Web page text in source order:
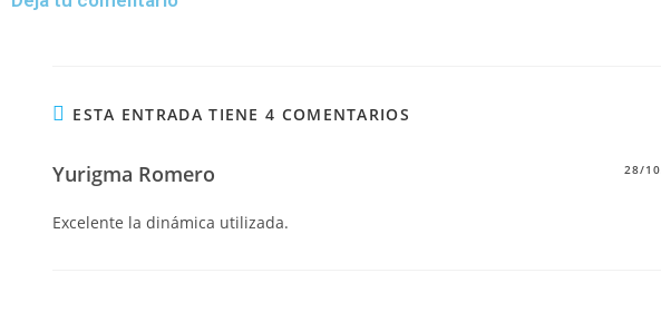
ESTA ENTRADA TIENE 4 COMENTARIOS
Yurigma Romero 28/
Excelente la dinámica utilizada.